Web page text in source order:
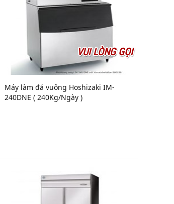
VUI LÒNG GỌI
Máy làm đá vuông Hoshizaki IM-
240DNE ( 240Kg/Ngày )